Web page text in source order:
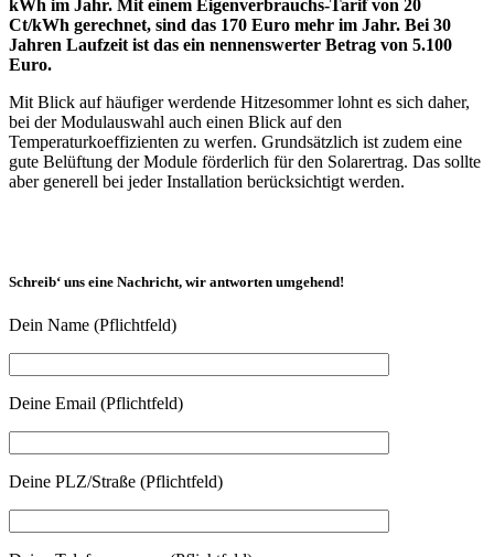
kWh im Jahr. Mit einem Eigenverbrauchs-Tarif von 20
Ct/kWh gerechnet, sind das 170 Euro mehr im Jahr. Bei 30
Jahren Laufzeit ist das ein nennenswerter Betrag von 5.100
Euro.
Mit Blick auf häufiger werdende Hitzesommer lohnt es sich daher,
bei der Modulauswahl auch einen Blick auf den
Temperaturkoeffizienten zu werfen. Grundsätzlich ist zudem eine
gute Belüftung der Module förderlich für den Solarertrag. Das sollte
aber generell bei jeder Installation berücksichtigt werden.
Schreib‘ uns eine Nachricht, wir antworten umgehend!
Dein Name (Pflichtfeld)
Deine Email (Pflichtfeld)
Deine PLZ/Straße (Pflichtfeld)